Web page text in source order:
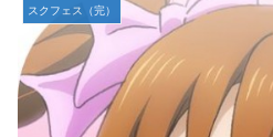
スクフェス（完）